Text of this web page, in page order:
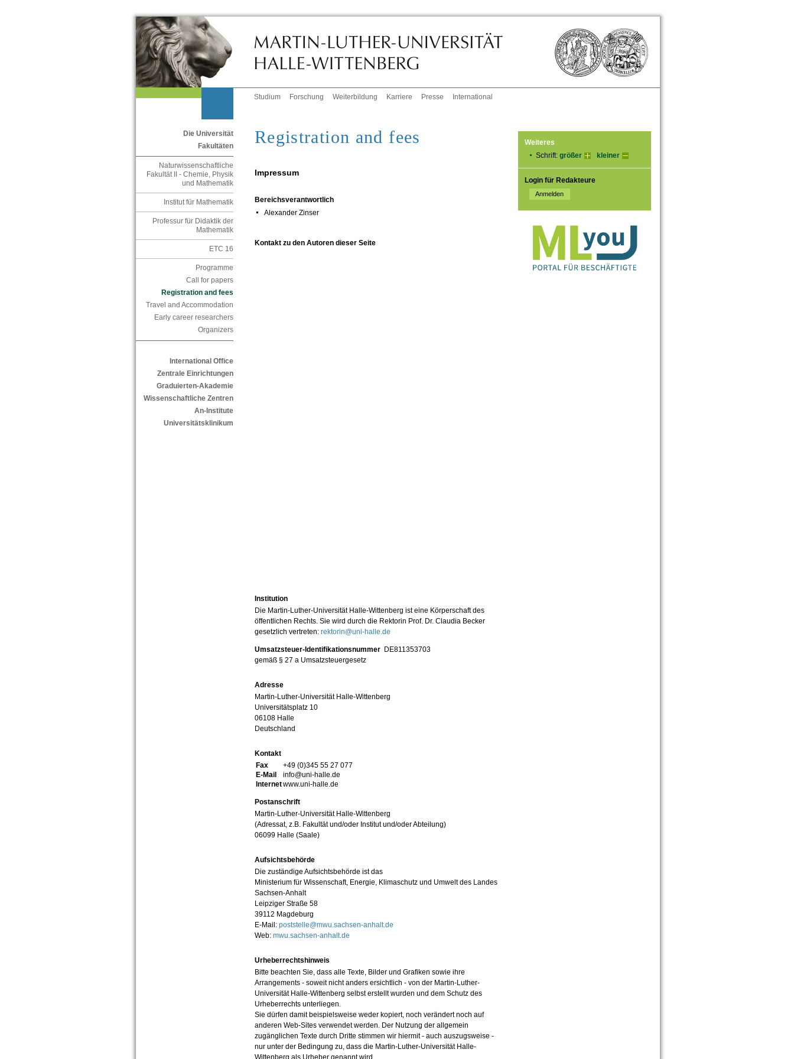
Studium Forschung Weiterbildung Karriere Presse International
Die Universität
Fakultäten
Naturwissenschaftliche
Fakultät II - Chemie, Physik
und Mathematik
Institut für Mathematik
Professur für Didaktik der
Mathematik
ETC 16
Programme
Call for papers
Registration and fees
Travel and Accommodation
Early career researchers
Organizers
International Office
Zentrale Einrichtungen
Graduierten-Akademie
Wissenschaftliche Zentren
An-Institute
Universitätsklinikum
Weiteres
Schrift: größer kleiner
Login für Redakteure
Registration and fees
Impressum
Bereichsverantwortlich
Alexander Zinser
Kontakt zu den Autoren dieser Seite
Institution
Die Martin-Luther-Universität Halle-Wittenberg ist eine Körperschaft des
öffentlichen Rechts. Sie wird durch die Rektorin Prof. Dr. Claudia Becker
gesetzlich vertreten: rektorin@uni-halle.de
Umsatzsteuer-Identifikationsnummer DE811353703
gemäß § 27 a Umsatzsteuergesetz
Adresse
Martin-Luther-Universität Halle-Wittenberg
Universitätsplatz 10
06108 Halle
Deutschland
Kontakt
Fax
+49 (0)345 55 27 077
E-Mail
info@uni-halle.de
Internetwww.uni-halle.de
Postanschrift
Martin-Luther-Universität Halle-Wittenberg
(Adressat, z.B. Fakultät und/oder Institut und/oder Abteilung)
06099 Halle (Saale)
Aufsichtsbehörde
Die zuständige Aufsichtsbehörde ist das
Ministerium für Wissenschaft, Energie, Klimaschutz und Umwelt des Landes
Sachsen-Anhalt
Leipziger Straße 58
39112 Magdeburg
E-Mail: poststelle@mwu.sachsen-anhalt.de
Web: mwu.sachsen-anhalt.de
Urheberrechtshinweis
Bitte beachten Sie, dass alle Texte, Bilder und Grafiken sowie ihre
Arrangements - soweit nicht anders ersichtlich - von der Martin-Luther-
Universität Halle-Wittenberg selbst erstellt wurden und dem Schutz des
Urheberrechts unterliegen.
Sie dürfen damit beispielsweise weder kopiert, noch verändert noch auf
anderen Web-Sites verwendet werden. Der Nutzung der allgemein
zugänglichen Texte durch Dritte stimmen wir hiermit - auch auszugsweise -
nur unter der Bedingung zu, dass die Martin-Luther-Universität Halle-